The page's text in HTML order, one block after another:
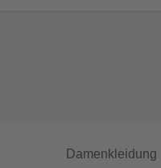
Damenkleidung